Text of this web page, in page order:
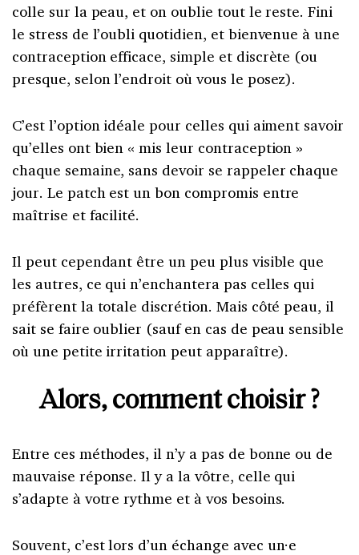
colle sur la peau, et on oublie tout le reste. Fini
le stress de l’oubli quotidien, et bienvenue à une
contraception efficace, simple et discrète (ou
presque, selon l’endroit où vous le posez).
C’est l’option idéale pour celles qui aiment savoir
qu’elles ont bien « mis leur contraception »
chaque semaine, sans devoir se rappeler chaque
jour. Le patch est un bon compromis entre
maîtrise et facilité.
Il peut cependant être un peu plus visible que
les autres, ce qui n’enchantera pas celles qui
préfèrent la totale discrétion. Mais côté peau, il
sait se faire oublier (sauf en cas de peau sensible
où une petite irritation peut apparaître).
Alors, comment choisir ?
Entre ces méthodes, il n’y a pas de bonne ou de
mauvaise réponse. Il y a la vôtre, celle qui
s’adapte à votre rythme et à vos besoins.
Souvent, c’est lors d’un échange avec un·e